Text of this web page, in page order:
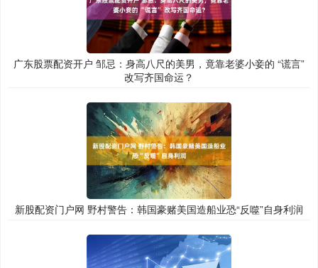
广东股票配资开户 邹忌：身高八尺的美男，竟靠老婆小妾的 “谎言”
改写齐国命运？
新股配资门户网 野村警告：韩国豪赌美国造船业恐“反噬”自身利润